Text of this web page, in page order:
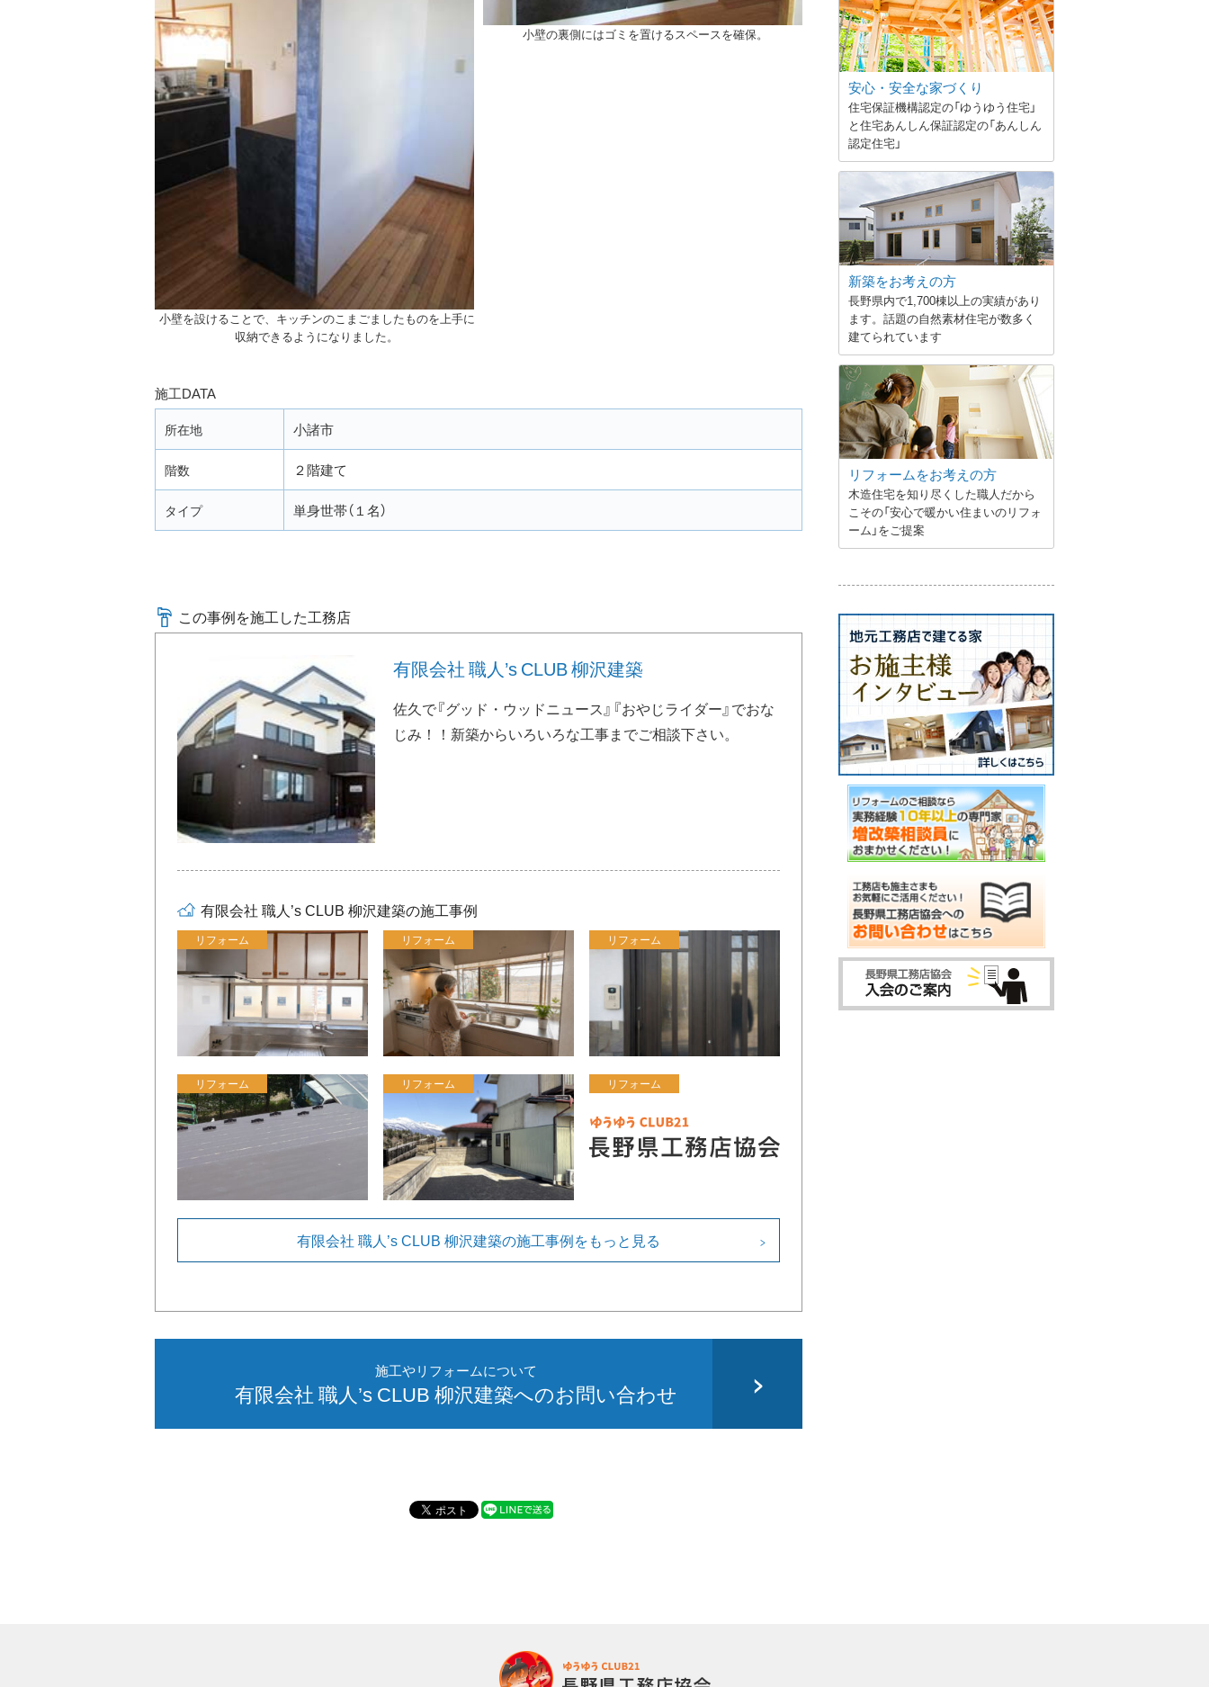
小壁の裏側にはゴミを置けるスペースを確保。
小壁を設けることで、キッチンのこまごましたものを上手に
収納できるようになりました。
施工DATA
所在地 小諸市
階数 ２階建て
タイプ 単身世帯（１名）
この事例を施工した工務店
有限会社 職人’s CLUB 柳沢建築
佐久で『グッド・ウッドニュース』『おやじライダー』でおな
じみ！！新築からいろいろな工事までご相談下さい。
有限会社 職人’s CLUB 柳沢建築の施工事例
リフォーム リフォーム リフォーム
リフォーム リフォーム リフォーム
有限会社 職人’s CLUB 柳沢建築の施工事例をもっと見る
施工やリフォームについて
有限会社 職人’s CLUB 柳沢建築へのお問い合わせ
安心・安全な家づくり
住宅保証機構認定の「ゆうゆう住宅」
と住宅あんしん保証認定の「あんしん
認定住宅」
新築をお考えの方
長野県内で1,700棟以上の実績があり
ます。話題の自然素材住宅が数多く
建てられています
リフォームをお考えの方
木造住宅を知り尽くした職人だから
こその「安心で暖かい住まいのリフォ
ーム」をご提案